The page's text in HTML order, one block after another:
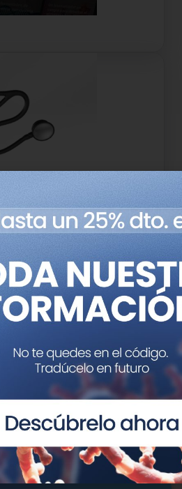
para
y Sanitarios
en Genética
(Antiguo 2)